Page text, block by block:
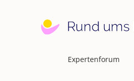
Hauptnavigation
Expertenforum